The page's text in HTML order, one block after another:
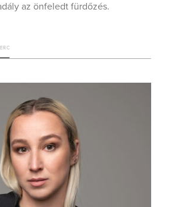
az önfeledt fürdőzés.